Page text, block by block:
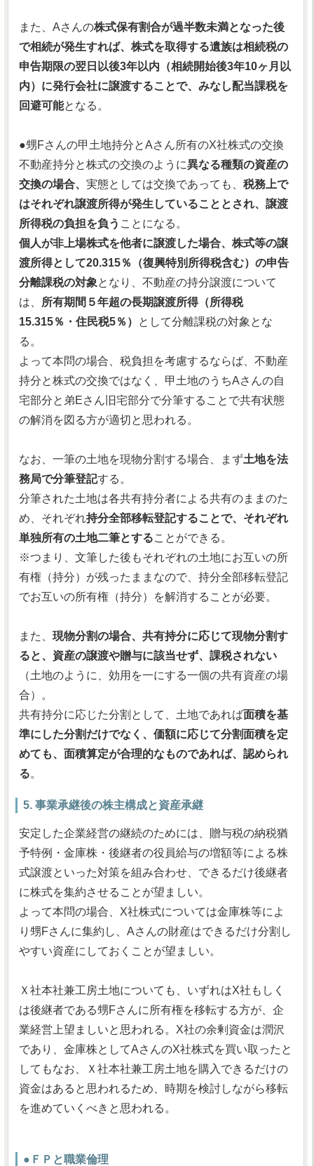
また、Aさんの株式保有割合が過半数未満となった後
で相続が発生すれば、株式を取得する遺族は相続税の
申告期限の翌日以後3年以内（相続開始後3年10ヶ月以
内）に発行会社に譲渡することで、みなし配当課税を
回避可能となる。
●甥Fさんの甲土地持分とAさん所有のX社株式の交換
不動産持分と株式の交換のように異なる種類の資産の
交換の場合、 実態としては交換であっても、 税務上で
はそれぞれ譲渡所得が発生していることとされ、譲渡
所得税の負担を負う ことになる。
個人が非上場株式を他者に譲渡した場合、株式等の譲
渡所得として20.315％（復興特別所得税含む）の申告
分離課税の対象となり、不動産の持分譲渡について
は、
所有期間５年超の長期譲渡所得（所得税
15.315％・住民税5％）
として分離課税の対象とな
る。
よって本問の場合、税負担を考慮するならば、不動産
持分と株式の交換ではなく、甲土地のうちAさんの自
宅部分と弟Eさん旧宅部分で分筆することで共有状態
の解消を図る方が適切と思われる。
なお、一筆の土地を現物分割する場合、まず土地を法
務局で分筆登記する。
分筆された土地は各共有持分者による共有のままのた
め、それぞれ持分全部移転登記することで、それぞれ
単独所有の土地二筆とすることができる。
※つまり、文筆した後もそれぞれの土地にお互いの所
有権（持分）が残ったままなので、持分全部移転登記
でお互いの所有権（持分）を解消することが必要。
また、 現物分割の場合、共有持分に応じて現物分割す
ると、資産の譲渡や贈与に該当せず、課税されない
（土地のように、効用を一にする一個の共有資産の場
合）。
共有持分に応じた分割として、土地であれば面積を基
準にした分割だけでなく、価額に応じて分割面積を定
めても、面積算定が合理的なものであれば、認められ
る。
5. 事業承継後の株主構成と資産承継
安定した企業経営の継続のためには、贈与税の納税猶
予特例・金庫株・後継者の役員給与の増額等による株
式譲渡といった対策を組み合わせ、できるだけ後継者
に株式を集約させることが望ましい。
よって本問の場合、X社株式については金庫株等によ
り甥Fさんに集約し、Aさんの財産はできるだけ分割し
やすい資産にしておくことが望ましい。
Ｘ社本社兼工房土地についても、いずれはX社もしく
は後継者である甥Fさんに所有権を移転する方が、企
業経営上望ましいと思われる。X社の余剰資金は潤沢
であり、金庫株としてAさんのX社株式を買い取ったと
してもなお、Ｘ社本社兼工房土地を購入できるだけの
資金はあると思われるため、時期を検討しながら移転
を進めていくべきと思われる。
●ＦＰと職業倫理